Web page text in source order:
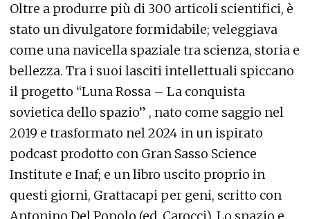
Oltre a produrre più di 300 articoli scientifici, è
stato un divulgatore formidabile; veleggiava
come una navicella spaziale tra scienza, storia e
bellezza. Tra i suoi lasciti intellettuali spiccano
il progetto “Luna Rossa – La conquista
sovietica dello spazio” , nato come saggio nel
2019 e trasformato nel 2024 in un ispirato
podcast prodotto con Gran Sasso Science
Institute e Inaf; e un libro uscito proprio in
questi giorni, Grattacapi per geni, scritto con